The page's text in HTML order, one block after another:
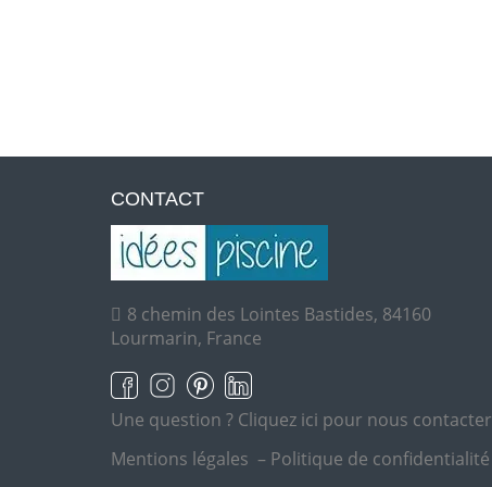
CONTACT
8 chemin des Lointes Bastides, 84160
Lourmarin, France
Une question ? Cliquez ici pour nous contacter
Mentions légales – Politique de confidentialité